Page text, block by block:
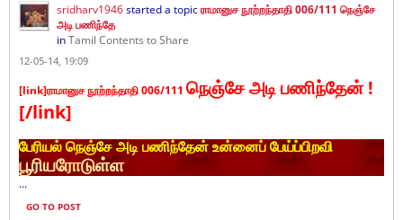
sridharv1946started a topicராமானுச நூற்றந்தாதி 006/111 நெஞ்சே
அடி பணிந்தே
inTamil Contents to Share
12-05-14, 19:09
[link]ராமானுச நூற்றந்தாதி 006/111 நெஞ்சேஅடி பணிந்தேன்!
[/link]
பேரியல் நெஞ்சே அடி பணிந்தேன் உன்னைப் பேய்ப்பிறவி
பூரியரோடுள்ள
...
GO TO POST